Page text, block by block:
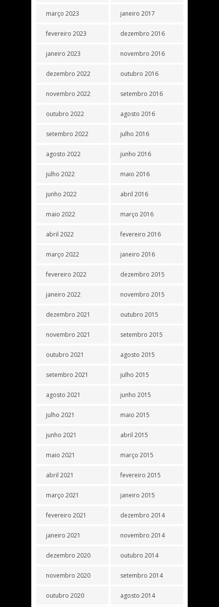
março 2023
fevereiro 2023
janeiro 2023
dezembro 2022
novembro 2022
outubro 2022
setembro 2022
agosto 2022
julho 2022
junho 2022
maio 2022
abril 2022
março 2022
fevereiro 2022
janeiro 2022
dezembro 2021
novembro 2021
outubro 2021
setembro 2021
agosto 2021
julho 2021
junho 2021
maio 2021
abril 2021
março 2021
fevereiro 2021
janeiro 2021
dezembro 2020
novembro 2020
outubro 2020
janeiro 2017
dezembro 2016
novembro 2016
outubro 2016
setembro 2016
agosto 2016
julho 2016
junho 2016
maio 2016
abril 2016
março 2016
fevereiro 2016
janeiro 2016
dezembro 2015
novembro 2015
outubro 2015
setembro 2015
agosto 2015
julho 2015
junho 2015
maio 2015
abril 2015
março 2015
fevereiro 2015
janeiro 2015
dezembro 2014
novembro 2014
outubro 2014
setembro 2014
agosto 2014